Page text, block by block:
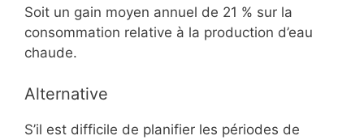
Soit un gain moyen annuel de 21 % sur la
consommation relative à la production d’eau
chaude.
Alternative
S’il est difficile de planifier les périodes de